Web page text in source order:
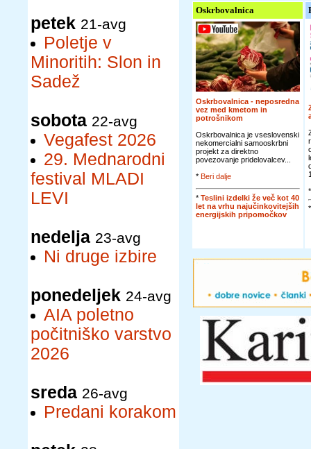
petek 21-avg
Poletje v
Minoritih: Slon in
Sadež
sobota 22-avg
Vegafest 2026
29. Mednarodni
festival MLADI
LEVI
nedelja 23-avg
Ni druge izbire
ponedeljek 24-avg
AIA poletno
počitniško varstvo
2026
sreda 26-avg
Predani korakom
Oskrbovalnica
Oskrbovalnica - neposredna
vez med kmetom in
potrošnikom
Oskrbovalnica je vseslovenski
nekomercialni samooskrbni
projekt za direktno
povezovanje pridelovalcev...
* Beri dalje
* Teslini izdelki že več kot 40
let na vrhu najučinkovitejših
energijskih pripomočkov